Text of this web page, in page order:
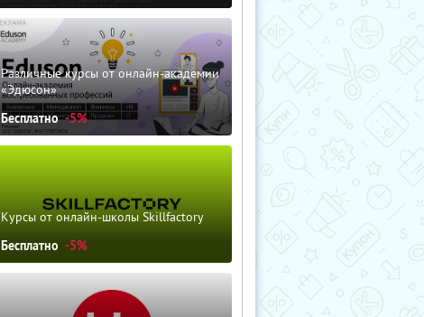
Различные курсы от онлайн-академии
«Эдюсон»
Бесплатно -5%
Курсы от онлайн-школы Skillfactory
Бесплатно -5%